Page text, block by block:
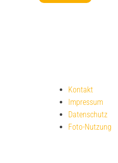
Kontakt
Impressum
Datenschutz
Foto-Nutzung